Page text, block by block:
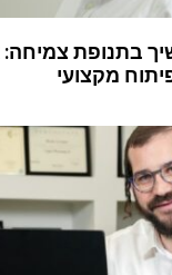
בתנופת צמיחה:
מקצועי